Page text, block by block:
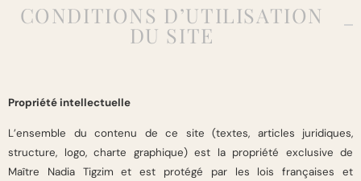
CONDITIONS D’UTILISATION
DU SITE
Propriété intellectuelle
L’ensemble du contenu de ce site (textes, articles juridiques,
structure, logo, charte graphique) est la propriété exclusive de
Maître Nadia Tigzim et est protégé par les lois françaises et